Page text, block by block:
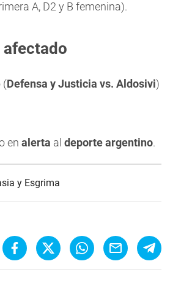
A, D2 y B femenina).
(Defensa y Justicia vs. Aldosivi)
en alerta al deporte argentino.
y Esgrima